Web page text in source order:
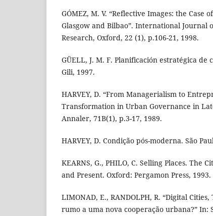
GÓMEZ, M. V. “Reflective Images: the Case
Glasgow and Bilbao”. International Journal
Research, Oxford, 22 (1), p.106-21, 1998.
GÜELL, J. M. F. Planificación estratégica de
Gili, 1997.
HARVEY, D. “From Managerialism to
Transformation in Urban Governance in
Annaler, 71B(1), p.3-17, 1989.
HARVEY, D. Condição pós-moderna. São
KEARNS, G., PHILO, C. Selling Places. The
and Present. Oxford: Pergamon Press, 1993.
LIMONAD, E., RANDOLPH, R. “Digital
rumo a uma nova cooperação urbana?”